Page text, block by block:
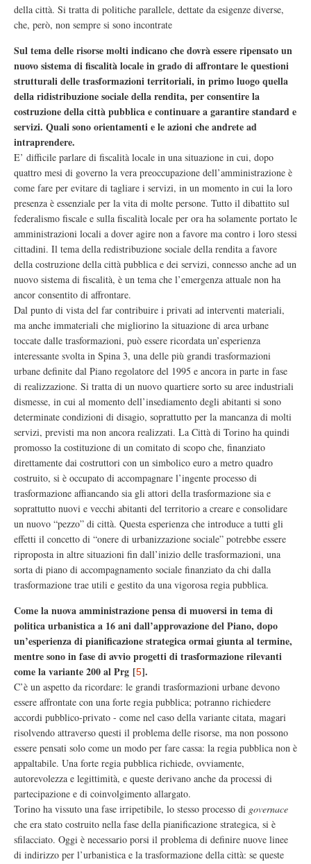
della città. Si tratta di politiche parallele, dettate da esigenze diverse,
che, però, non sempre si sono incontrate
Sul tema delle risorse molti indicano che dovrà essere ripensato un
nuovo sistema di fiscalità locale in grado di affrontare le questioni
strutturali delle trasformazioni territoriali, in primo luogo quella
della ridistribuzione sociale della rendita, per consentire la
costruzione della città pubblica e continuare a garantire standard e
servizi. Quali sono orientamenti e le azioni che andrete ad
intraprendere.
E’ difficile parlare di fiscalità locale in una situazione in cui, dopo
quattro mesi di governo la vera preoccupazione dell’amministrazione è
come fare per evitare di tagliare i servizi, in un momento in cui la loro
presenza è essenziale per la vita di molte persone. Tutto il dibattito sul
federalismo fiscale e sulla fiscalità locale per ora ha solamente portato le
amministrazioni locali a dover agire non a favore ma contro i loro stessi
cittadini. Il tema della redistribuzione sociale della rendita a favore
della costruzione della città pubblica e dei servizi, connesso anche ad un
nuovo sistema di fiscalità, è un tema che l’emergenza attuale non ha
ancor consentito di affrontare.
Dal punto di vista del far contribuire i privati ad interventi materiali,
ma anche immateriali che migliorino la situazione di area urbane
toccate dalle trasformazioni, può essere ricordata un’esperienza
interessante svolta in Spina 3, una delle più grandi trasformazioni
urbane definite dal Piano regolatore del 1995 e ancora in parte in fase
di realizzazione. Si tratta di un nuovo quartiere sorto su aree industriali
dismesse, in cui al momento dell’insediamento degli abitanti si sono
determinate condizioni di disagio, soprattutto per la mancanza di molti
servizi, previsti ma non ancora realizzati. La Città di Torino ha quindi
promosso la costituzione di un comitato di scopo che, finanziato
direttamente dai costruttori con un simbolico euro a metro quadro
costruito, si è occupato di accompagnare l’ingente processo di
trasformazione affiancando sia gli attori della trasformazione sia e
soprattutto nuovi e vecchi abitanti del territorio a creare e consolidare
un nuovo “pezzo” di città. Questa esperienza che introduce a tutti gli
effetti il concetto di “onere di urbanizzazione sociale” potrebbe essere
riproposta in altre situazioni fin dall’inizio delle trasformazioni, una
sorta di piano di accompagnamento sociale finanziato da chi dalla
trasformazione trae utili e gestito da una vigorosa regia pubblica.
Come la nuova amministrazione pensa di muoversi in tema di
politica urbanistica a 16 ani dall’approvazione del Piano, dopo
un’esperienza di pianificazione strategica ormai giunta al termine,
mentre sono in fase di avvio progetti di trasformazione rilevanti
come la variante 200 al Prg [5].
C’è un aspetto da ricordare: le grandi trasformazioni urbane devono
essere affrontate con una forte regia pubblica; potranno richiedere
accordi pubblico-privato - come nel caso della variante citata, magari
risolvendo attraverso questi il problema delle risorse, ma non possono
essere pensati solo come un modo per fare cassa: la regia pubblica non è
appaltabile. Una forte regia pubblica richiede, ovviamente,
autorevolezza e legittimità, e queste derivano anche da processi di
partecipazione e di coinvolgimento allargato.
Torino ha vissuto una fase irripetibile, lo stesso processo di governace
che era stato costruito nella fase della pianificazione strategica, si è
sfilacciato. Oggi è necessario porsi il problema di definire nuove linee
di indirizzo per l’urbanistica e la trasformazione della città: se queste